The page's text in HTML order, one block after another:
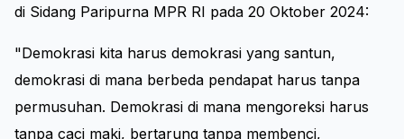
di Sidang Paripurna MPR RI pada 20 Oktober 2024:
"Demokrasi kita harus demokrasi yang santun,
demokrasi di mana berbeda pendapat harus tanpa
permusuhan. Demokrasi di mana mengoreksi harus
tanpa caci maki, bertarung tanpa membenci,